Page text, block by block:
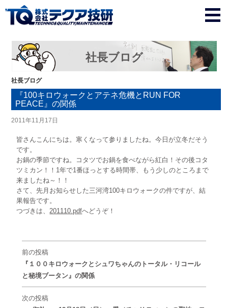
社長ブログ
社長ブログ
『100キロウォークとアテネ危機とRUN FOR
PEACE』の関係
2011年11月17日
皆さんこんにちは。寒くなって参りましたね。今日が立冬だそう
です。
お鍋の季節ですね。コタツでお鍋を食べながら紅白！その後コタ
ツミカン！！1年で1番ほっとする時間帯、もう少しのところまで
来ましたね～！！
さて、先月お知らせした三河湾100キロウォークの件ですが、結
果報告です。
つづきは、201110.pdfへどうぞ！
前の投稿
『１００キロウォークとシュワちゃんのトータル・リコール
と秘境ブータン』の関係
次の投稿